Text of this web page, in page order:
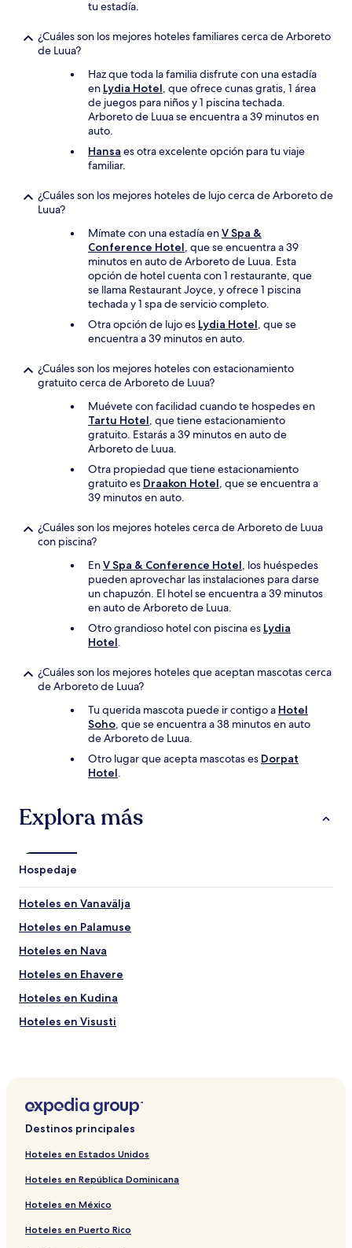
tu estadía.
¿Cuáles son los mejores hoteles familiares cerca de Arboreto
de Luua?
Haz que toda la familia disfrute con una estadía
en Lydia Hotel, que ofrece cunas gratis, 1 área
de juegos para niños y 1 piscina techada.
Arboreto de Luua se encuentra a 39 minutos en
auto.
Hansa es otra excelente opción para tu viaje
familiar.
¿Cuáles son los mejores hoteles de lujo cerca de Arboreto de
Luua?
Mímate con una estadía enV Spa &
Conference Hotel, que se encuentra a 39
minutos en auto de Arboreto de Luua. Esta
opción de hotel cuenta con 1 restaurante, que
se llama Restaurant Joyce, y ofrece 1 piscina
techada y 1 spa de servicio completo.
Otra opción de lujo es Lydia Hotel, que se
encuentra a 39 minutos en auto.
¿Cuáles son los mejores hoteles con estacionamiento
gratuito cerca de Arboreto de Luua?
Muévete con facilidad cuando te hospedes en
Tartu Hotel, que tiene estacionamiento
gratuito. Estarás a 39 minutos en auto de
Arboreto de Luua.
Otra propiedad que tiene estacionamiento
gratuito es Draakon Hotel, que se encuentra a
39 minutos en auto.
¿Cuáles son los mejores hoteles cerca de Arboreto de Luua
con piscina?
EnV Spa & Conference Hotel, los huéspedes
pueden aprovechar las instalaciones para darse
un chapuzón. El hotel se encuentra a 39 minutos
en auto de Arboreto de Luua.
Otro grandioso hotel con piscina es Lydia
Hotel.
¿Cuáles son los mejores hoteles que aceptan mascotas cerca
de Arboreto de Luua?
Tu querida mascota puede ir contigo a Hotel
Soho, que se encuentra a 38 minutos en auto
de Arboreto de Luua.
Otro lugar que acepta mascotas es Dorpat
Hotel.
Explora más
Hospedaje
Hoteles en Vanavälja
Hoteles en Palamuse
Hoteles en Nava
Hoteles en Ehavere
Hoteles en Kudina
Hoteles en Visusti
Destinos principales
Hoteles en Estados Unidos
Hoteles en República Dominicana
Hoteles en México
Hoteles en Puerto Rico